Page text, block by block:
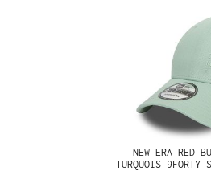
NEW ERA RED
TURQUOIS 9FORTY